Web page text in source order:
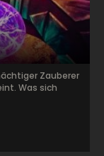
Zauberer
Was sich